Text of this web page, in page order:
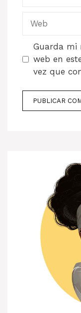
Guarda mi
web en
vez que